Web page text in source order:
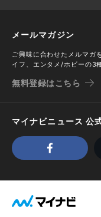
メールマガジン
ご興味に合わせたメルマガ
イフ、エンタメ/ホビーの3
無料登録はこちら
マイナビニュース 公